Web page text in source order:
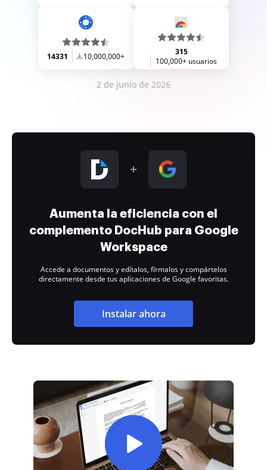
14331 10,000,000+
315
100,000+ usuarios
2 de junio de 2026
Aumenta la eficiencia con el
complemento DocHub para Google
Workspace
Accede a documentos y edítalos, fírmalos y compártelos
directamente desde tus aplicaciones de Google favoritas.
Instalar ahora